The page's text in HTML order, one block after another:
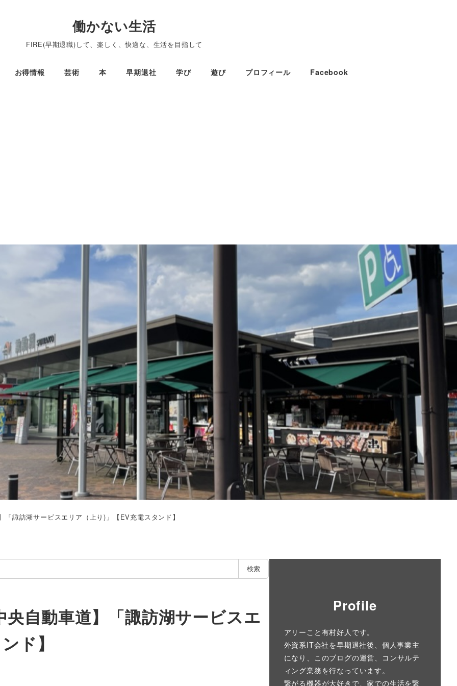
働かない生活
FIRE(早期退職)して、楽しく、快適な、生活を目指して
お得情報 芸術 本 早期退社 学び 遊び プロフィール Facebook
諏訪湖サービスエリア（上り)」【EV充電スタンド】
検索
自動車道】「諏訪湖サービスエ
ド】
Profile
アリーこと有村好人です。
外資系IT会社を早期退社後、個人事業主
になり、このブログの運営、コンサルテ
ィング業務を行なっています。
繋がる機器が大好きで、家での生活を繋